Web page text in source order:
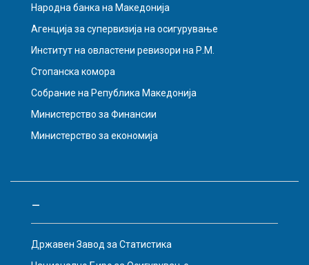
Народна банка на Македонија
Агенција за супервизија на осигурување
Институт на овластени ревизори на Р.М.
Стопанска комора
Собрание на Република Македонија
Министерство за Финансии
Министерство за економија
–
Државен Завод за Статистика